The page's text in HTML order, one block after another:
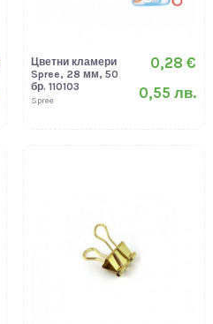
Цветни кламери
Spree, 28 мм, 50
бр. 110103
Spree
0,28 €
0,55 лв.